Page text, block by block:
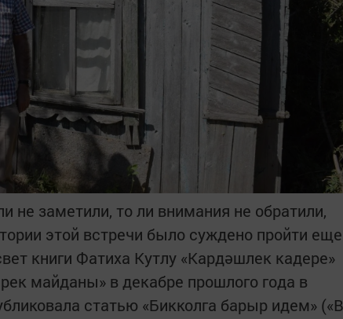
не заметили, то ли внимания не обратили,
этой встречи было суждено пройти еще
книги Фатиха Кутлу «Кардәшлек кадере»
майданы» в декабре прошлого года в
статью «Бикколга барыр идем» («В